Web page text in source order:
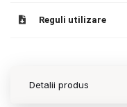
Reguli utilizare
Detalii produs